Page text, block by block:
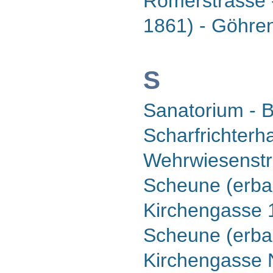
1861) -
S
Sanatorium -
Scheune
Kirchengasse
Scheune
Kirchengasse